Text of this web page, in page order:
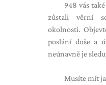
948 vás
zůstali věrní
okolnosti.
poslání duše a
neúnavně je
Musíte mít